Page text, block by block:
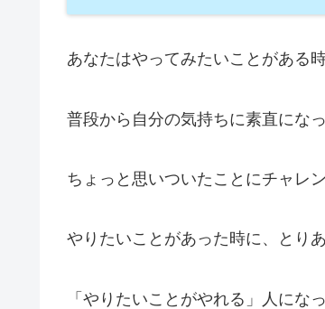
あなたはやってみたいことがある
普段から自分の気持ちに素直にな
ちょっと思いついたことにチャレ
やりたいことがあった時に、とり
「やりたいことがやれる」人にな